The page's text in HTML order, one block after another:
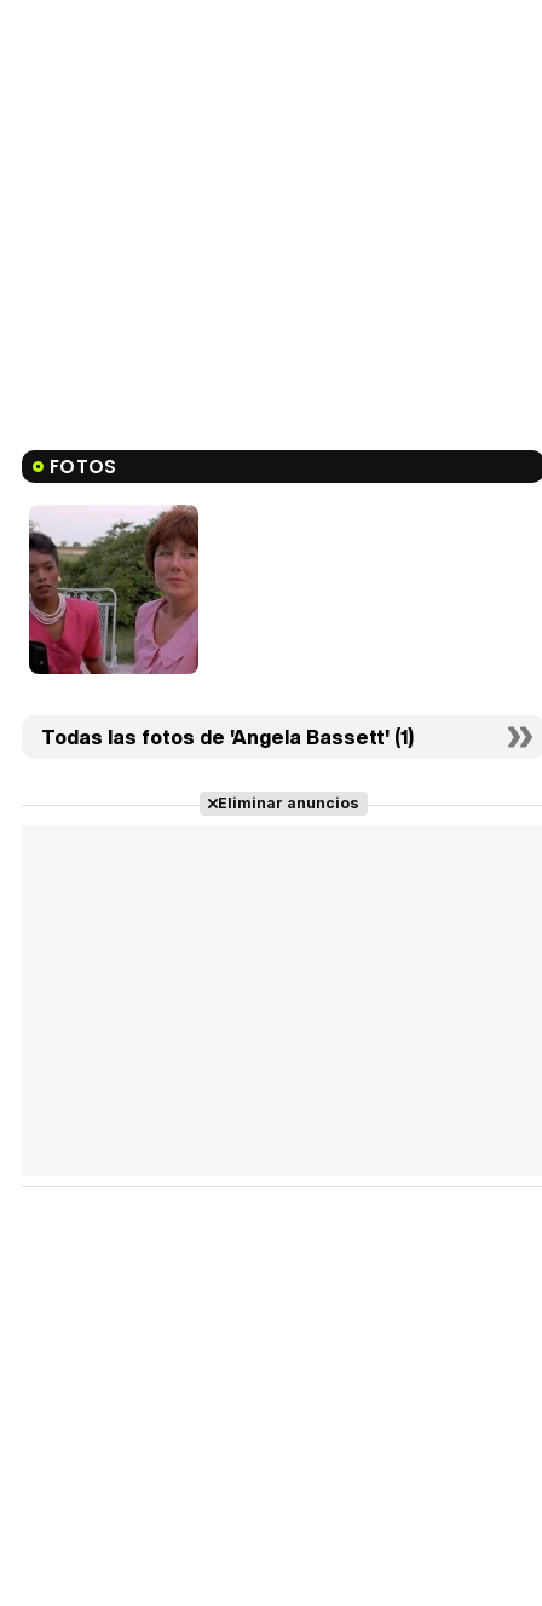
FOTOS
Todas las fotos de 'Angela Bassett' (1)
Eliminar anuncios